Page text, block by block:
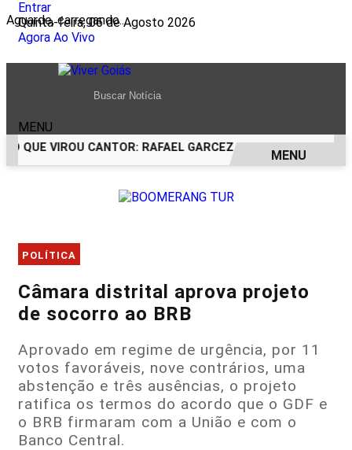
Aguarde, carregando...
Entrar
Quinta-feira, 06 de Agosto 2026
Agora Ao Vivo
MENU
QUE VIROU CANTOR: RAFAEL GARCEZ CELEBRA 24 ANOS
MENU
POLÍTICA
Câmara distrital aprova projeto
de socorro ao BRB
Aprovado em regime de urgência, por 11
votos favoráveis, nove contrários, uma
abstenção e três ausências, o projeto
ratifica os termos do acordo que o GDF e
o BRB firmaram com a União e com o
Banco Central.